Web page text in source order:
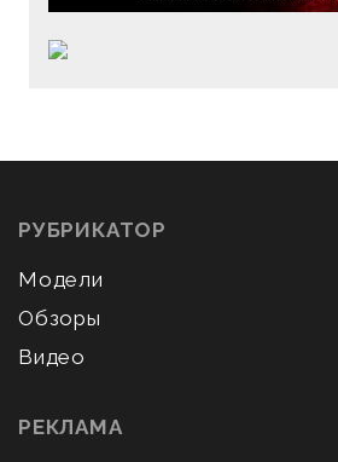
РУБРИКАТОР
Модели
Обзоры
Видео
РЕКЛАМА